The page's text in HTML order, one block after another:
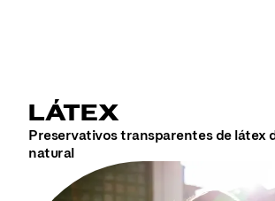
LÁTEX
Preservativos transparentes de látex
natural